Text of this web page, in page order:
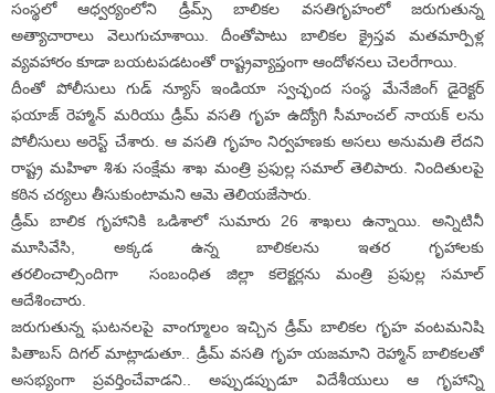
సంస్థలో ఆధ్వర్యంలోని డ్రీమ్స్ బాలికల వసతిగృహంలో జరుగుతున్న
అత్యాచారాలు వెలుగుచూశాయి. దీంతోపాటు బాలికల క్రైస్తవ మతమార్పిళ్ల
వ్యవహారం కూడా బయటపడటంతో రాష్ట్రవ్యాప్తంగా ఆందోళనలు చెలరేగాయి.
దీంతో పోలీసులు గుడ్ న్యూస్ ఇండియా స్వచ్ఛంద సంస్థ మేనేజింగ్ డైరెక్టర్
ఫయాజ్ రెహ్మాన్ మరియు డ్రీమ్ వసతి గృహ ఉద్యోగి సీమాంచల్ నాయక్ లను
పోలీసులు అరెస్ట్ చేశారు. ఆ వసతి గృహం నిర్వహణకు అసలు అనుమతి లేదని
రాష్ట్ర మహిళా శిశు సంక్షేమ శాఖ మంత్రి ప్రఫుల్ల సమాల్ తెలిపారు. నిందితులపై
కఠిన చర్యలు తీసుకుంటామని ఆమె తెలియజేసారు.
డ్రీమ్ బాలిక గృహానికి ఒడిశాలో సుమారు 26 శాఖలు ఉన్నాయి. అన్నిటినీ
మూసివేసి, అక్కడ ఉన్న బాలికలను ఇతర గృహాలకు
తరలించాల్సిందిగా సంబంధిత జిల్లా కలెక్టర్లను మంత్రి ప్రఫుల్ల సమాల్
ఆదేశించారు.
జరుగుతున్న ఘటనలపై వాంగ్మూలం ఇచ్చిన డ్రీమ్ బాలికల గృహ వంటమనిషి
పితాబస్ దిగల్ మాట్లాడుతూ.. డ్రీమ్ వసతి గృహ యజమాని రెహ్మాన్ బాలికలతో
అసభ్యంగా ప్రవర్తించేవాడని.. అప్పుడప్పుడూ విదేశీయులు ఆ గృహాన్ని